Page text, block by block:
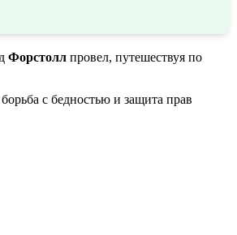
Форстолл провел, путешествуя по
с бедностью и защита прав